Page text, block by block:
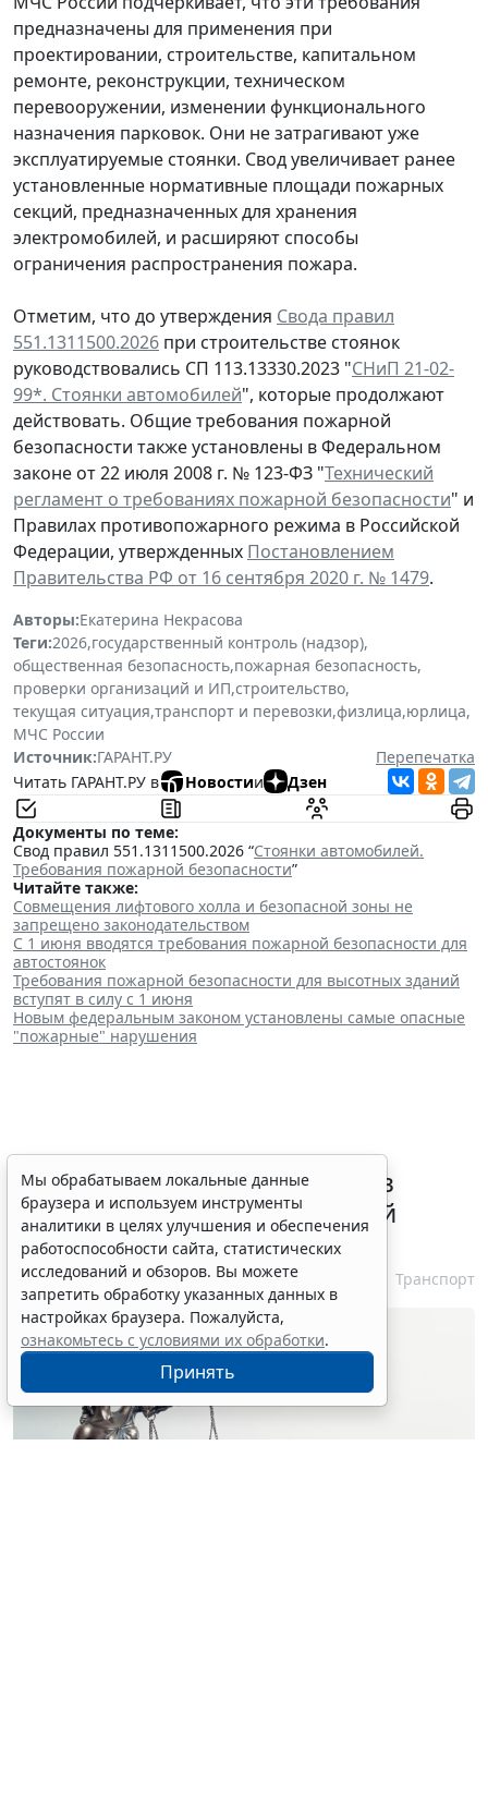
предназначены для применения при
проектировании, строительстве, капитальном
ремонте, реконструкции, техническом
перевооружении, изменении функционального
назначения парковок. Они не затрагивают уже
эксплуатируемые стоянки. Свод увеличивает ранее
установленные нормативные площади пожарных
секций, предназначенных для хранения
электромобилей, и расширяют способы
ограничения распространения пожара.
Отметим, что до утверждения Свода правил
551.1311500.2026 при строительстве стоянок
руководствовались СП 113.13330.2023 "СНиП 21-02-
99*. Стоянки автомобилей", которые продолжают
действовать. Общие требования пожарной
безопасности также установлены в Федеральном
законе от 22 июля 2008 г. № 123-ФЗ "Технический
регламент о требованиях пожарной безопасности" и
Правилах противопожарного режима в Российской
Федерации, утвержденных Постановлением
Правительства РФ от 16 сентября 2020 г. № 1479.
Авторы:Екатерина Некрасова
Теги:2026,государственный контроль (надзор),
общественная безопасность,пожарная безопасность,
проверки организаций и ИП,строительство,
текущая ситуация,транспорт и перевозки,физлица,юрлица,
МЧС России
Источник:ГАРАНТ.РУ
Перепечатка
Читать ГАРАНТ.РУ в
Новостии Дзен
Документы по теме:
Свод правил 551.1311500.2026 “Стоянки автомобилей.
Требования пожарной безопасности”
Читайте также:
Совмещения лифтового холла и безопасной зоны не
запрещено законодательством
С 1 июня вводятся требования пожарной безопасности для
автостоянок
Требования пожарной безопасности для высотных зданий
вступят в силу с 1 июня
Новым федеральным законом установлены самые опасные
"пожарные" нарушения
ВС РФ признал лишение прав
незаконным при неизвестной
личности водителя
7 августа 2026 16:37 Транспорт
Мы обрабатываем локальные данные
браузера и используем инструменты
аналитики в целях улучшения и обеспечения
работоспособности сайта, статистических
исследований и обзоров. Вы можете
запретить обработку указанных данных в
настройках браузера. Пожалуйста,
ознакомьтесь с условиями их обработки.
Принять